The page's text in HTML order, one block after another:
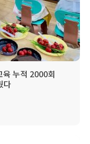
육 누적 2000회
다